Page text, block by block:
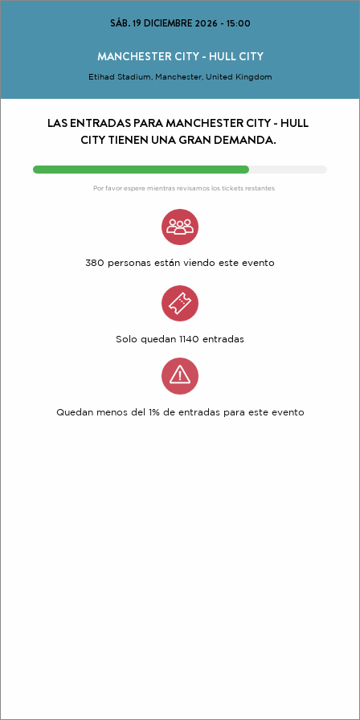
SÁB. 19 DICIEMBRE 2026 - 15:00
MANCHESTER CITY - HULL CITY
Etihad Stadium, Manchester, United Kingdom
LAS ENTRADAS PARA MANCHESTER CITY - HULL
CITY TIENEN UNA GRAN DEMANDA.
Por favor espere mientras revisamos los tickets restantes
380 personas están viendo este evento
Solo quedan 1140 entradas
Quedan menos del 1% de entradas para este evento